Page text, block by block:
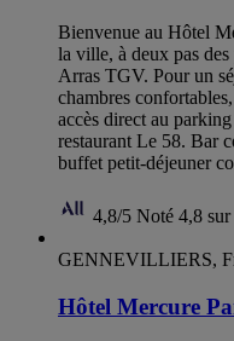
Bienvenue au Hôtel
la ville, à deux pas
Arras TGV. Pour un
chambres
accès direct au
restaurant Le 58. Bar
buffet petit-déjeuner
4,8/5 Noté 4,8 sur
GENNEVILLIERS,
Hôtel Mercure